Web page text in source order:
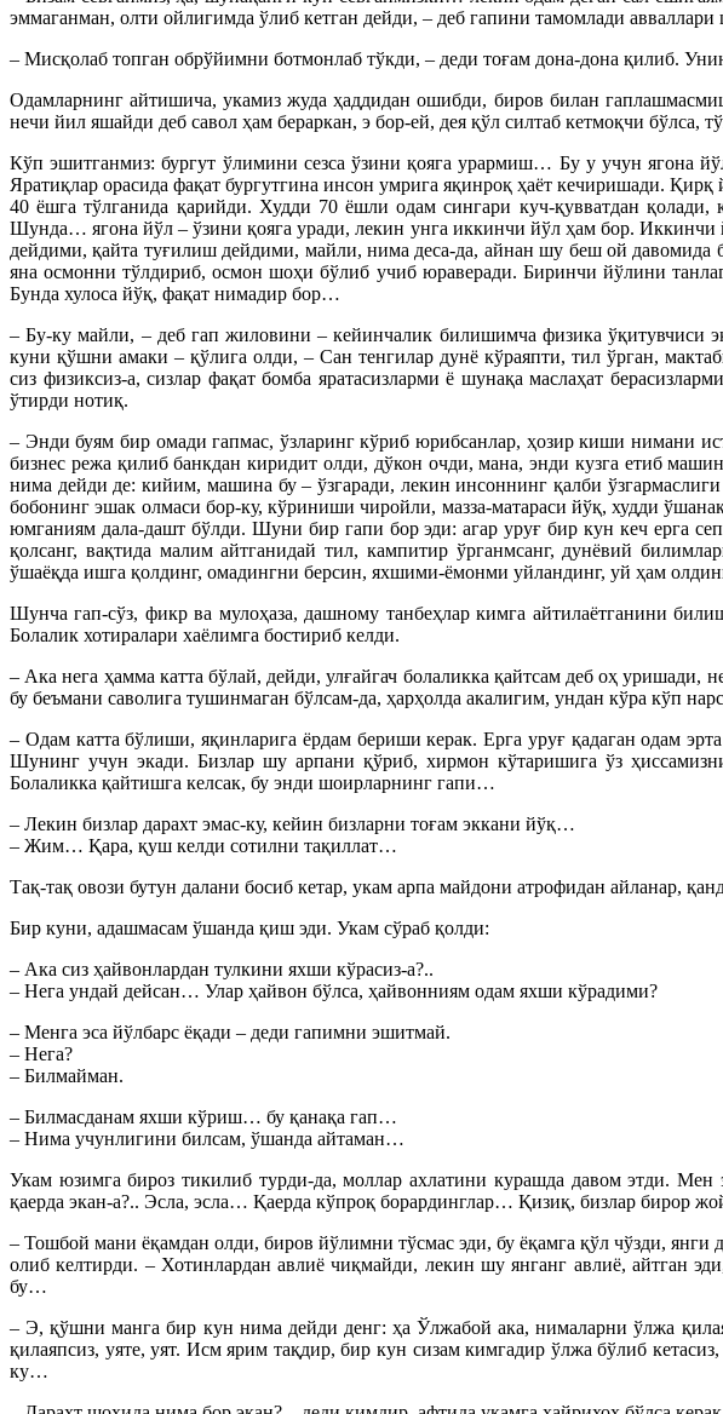
эммаганман, олти ойлигимда ўлиб кетган дейди, – деб гапини тамомлади
– Мисқолаб топган обрўйимни ботмонлаб тўкди, – деди тоғам дона-дона қилиб.
Одамларнинг айтишича, укамиз жуда ҳаддидан ошибди, биров билан
нечи йил яшайди деб савол ҳам бераркан, э бор-ей, дея қўл силтаб кетмоқчи
Кўп эшитганмиз: бургут ўлимини сезса ўзини қояга урармиш… Бу у учун ягона
Яратиқлар орасида фақат бургутгина инсон умрига яқинроқ ҳаёт кечиришади.
40 ёшга тўлганида қарийди. Худди 70 ёшли одам сингари куч-қувватдан
Шунда… ягона йўл – ўзини қояга уради, лекин унга иккинчи йўл ҳам бор.
дейдими, қайта туғилиш дейдими, майли, нима деса-да, айнан шу беш ой давомида
яна осмонни тўлдириб, осмон шоҳи бўлиб учиб юраверади. Биринчи йўлини
Бунда хулоса йўқ, фақат нимадир бор…
– Бу-ку майли, – деб гап жиловини – кейинчалик билишимча физика ўқитувчиси
куни қўшни амаки – қўлига олди, – Сан тенгилар дунё кўраяпти, тил ўрган,
сиз физиксиз-а, сизлар фақат бомба яратасизларми ё шунақа маслаҳат
ўтирди нотиқ.
– Энди буям бир омади гапмас, ўзларинг кўриб юрибсанлар, ҳозир киши нимани
бизнес режа қилиб банкдан киридит олди, дўкон очди, мана, энди кузга етиб
нима дейди де: кийим, машина бу – ўзгаради, лекин инсоннинг қалби
бобонинг эшак олмаси бор-ку, кўриниши чиройли, мазза-матараси йўқ, худди
юмганиям дала-дашт бўлди. Шуни бир гапи бор эди: агар уруғ бир кун кеч ерга
қолсанг, вақтида малим айтганидай тил, кампитир ўрганмсанг, дунёвий
ўшаёқда ишга қолдинг, омадингни берсин, яхшими-ёмонми уйландинг, уй ҳам
Шунча гап-сўз, фикр ва мулоҳаза, дашному танбеҳлар кимга айтилаётганини
Болалик хотиралари хаёлимга бостириб келди.
– Ака нега ҳамма катта бўлай, дейди, улғайгач болаликка қайтсам деб оҳ
бу беъмани саволига тушинмаган бўлсам-да, ҳарҳолда акалигим, ундан кўра кўп
– Одам катта бўлиши, яқинларига ёрдам бериши керак. Ерга уруғ қадаган одам
Шунинг учун экади. Бизлар шу арпани қўриб, хирмон кўтаришига ўз
Болаликка қайтишга келсак, бу энди шоирларнинг гапи…
– Лекин бизлар дарахт эмас-ку, кейин бизларни тоғам эккани йўқ…
– Жим… Қара, қуш келди сотилни тақиллат…
Тақ-тақ овози бутун далани босиб кетар, укам арпа майдони атрофидан айланар,
Бир куни, адашмасам ўшанда қиш эди. Укам сўраб қолди:
– Ака сиз ҳайвонлардан тулкини яхши кўрасиз-а?..
– Нега ундай дейсан… Улар ҳайвон бўлса, ҳайвонниям одам яхши кўрадими?
– Менга эса йўлбарс ёқади – деди гапимни эшитмай.
– Нега?
– Билмайман.
– Билмасданам яхши кўриш… бу қанақа гап…
– Нима учунлигини билсам, ўшанда айтаман…
Укам юзимга бироз тикилиб турди-да, моллар ахлатини курашда давом этди.
қаерда экан-а?.. Эсла, эсла… Қаерда кўпроқ борардинглар… Қизиқ, бизлар бирор
– Тошбой мани ёқамдан олди, биров йўлимни тўсмас эди, бу ёқамга қўл чўзди,
олиб келтирди. – Хотинлардан авлиё чиқмайди, лекин шу янганг авлиё, айтган
бу…
– Э, қўшни манга бир кун нима дейди денг: ҳа Ўлжабой ака, нималарни ўлжа
қилаяпсиз, уяте, уят. Исм ярим тақдир, бир кун сизам кимгадир ўлжа бўлиб
ку…